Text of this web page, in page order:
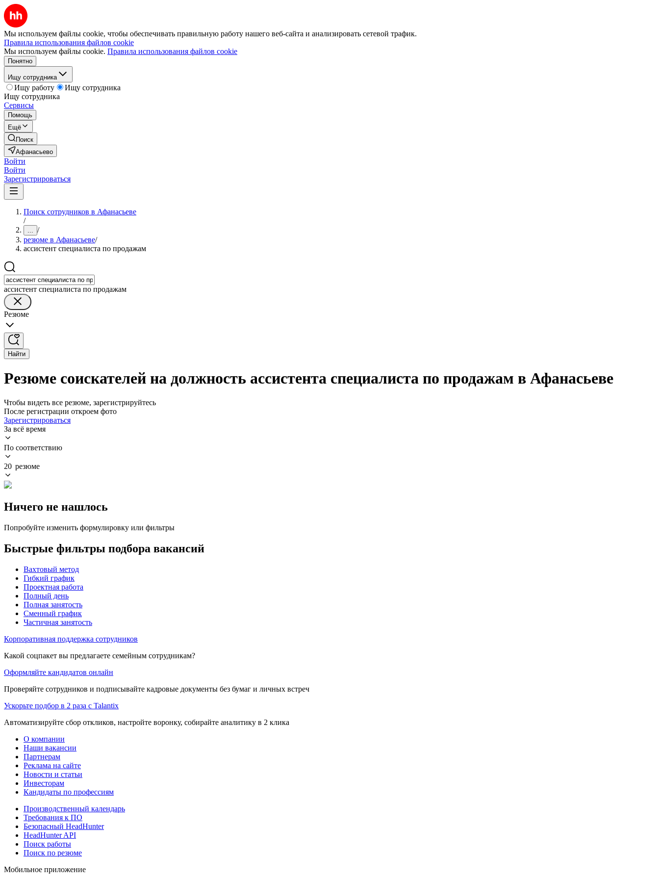
Мы используем файлы cookie, чтобы обеспечивать правильную работу нашего веб-сайта и анализировать сетевой трафик.
Правила использования файлов cookie
Мы используем файлы cookie. Правила использования файлов cookie
Понятно
Ищу сотрудника
Ищу работу
Ищу сотрудника
Ищу сотрудника
Сервисы
Помощь
Ещё
Поиск
Афанасьево
Войти
Войти
Зарегистрироваться
Поиск сотрудников в Афанасьеве
/
... /
резюме в Афанасьеве/
ассистент специалиста по продажам
ассистент специалиста по продажам
Резюме
Найти
Резюме соискателей на должность ассистента специалиста по продажам в Афанасьеве
Чтобы видеть все резюме, зарегистрируйтесь
После регистрации откроем фото
Зарегистрироваться
За всё время
По соответствию
20 резюме
Ничего не нашлось
Попробуйте изменить формулировку или фильтры
Быстрые фильтры подбора вакансий
Вахтовый метод
Гибкий график
Проектная работа
Полный день
Полная занятость
Сменный график
Частичная занятость
Корпоративная поддержка сотрудников
Какой соцпакет вы предлагаете семейным сотрудникам?
Оформляйте кандидатов онлайн
Проверяйте сотрудников и подписывайте кадровые документы без бумаг и личных встреч
Ускорьте подбор в 2 раза с Talantix
Автоматизируйте сбор откликов, настройте воронку, собирайте аналитику в 2 клика
О компании
Наши вакансии
Партнерам
Реклама на сайте
Новости и статьи
Инвесторам
Кандидаты по профессиям
Производственный календарь
Требования к ПО
Безопасный HeadHunter
HeadHunter API
Поиск работы
Поиск по резюме
Мобильное приложение